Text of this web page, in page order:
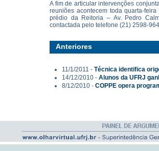
A fim de articular intervenções
reuniões acontecem toda quarta-
prédio da Reitoria – Av. Pedro
contactada pelo telefone (21) 2598-
Anteriores
11/1/2011 - Técnica identifica
14/12/2010 - Alunos da UFRJ
8/12/2010 - COPPE opera